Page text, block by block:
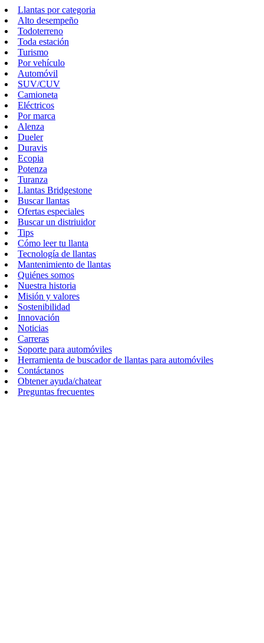
Llantas por categoria
Alto desempeño
Todoterreno
Toda estación
Turismo
Por vehículo
Automóvil
SUV/CUV
Camioneta
Eléctricos
Por marca
Alenza
Dueler
Duravis
Ecopia
Potenza
Turanza
Llantas Bridgestone
Buscar llantas
Ofertas especiales
Buscar un distriuidor
Tips
Cómo leer tu llanta
Tecnología de llantas
Mantenimiento de llantas
Quiénes somos
Nuestra historia
Misión y valores
Sostenibilidad
Innovación
Noticias
Carreras
Soporte para automóviles
Herramienta de buscador de llantas para automóviles
Contáctanos
Obtener ayuda/chatear
Preguntas frecuentes